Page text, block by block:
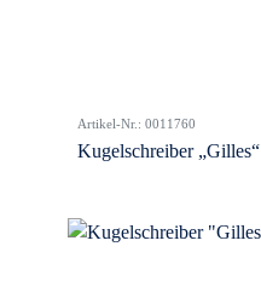
Artikel-Nr.: 0011760
Kugelschreiber „Gilles“